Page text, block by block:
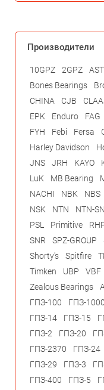
Производители
10GPZ 2GPZ AST
Bones Bearings
CHINA
CJB
EPK
Enduro FAG
FYH
Febi Fersa
Harley Davidson
JNS
JRH KAYO
LuK
MB Bearing
NACHI
NBK NBS
NSK
NTN NTN-
PSL
Primitive
SNR
SPZ-GROUP
Shorty's
Spitfire
Timken
UBP VBF
Zealous Bearings
ГПЗ-100
ГПЗ-1000
ГПЗ-14
ГПЗ-15
ГПЗ-2
ГПЗ-20
ГПЗ-2370
ГПЗ-24
ГПЗ-29
ГПЗ-3
ГПЗ-400
ГПЗ-5